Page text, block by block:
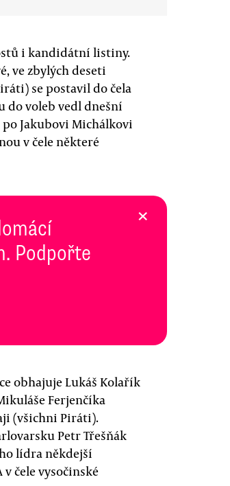
i kandidátní listiny.
ve zbylých deseti
se postavil do čela
do voleb vedl dnešní
Jakubovi Michálkovi
v čele některé
Podpořte
×
obhajuje Lukáš Kolařík
Ferjenčíka
(všichni Piráti).
Petr Třešňák
lídra někdejší
čele vysočinské